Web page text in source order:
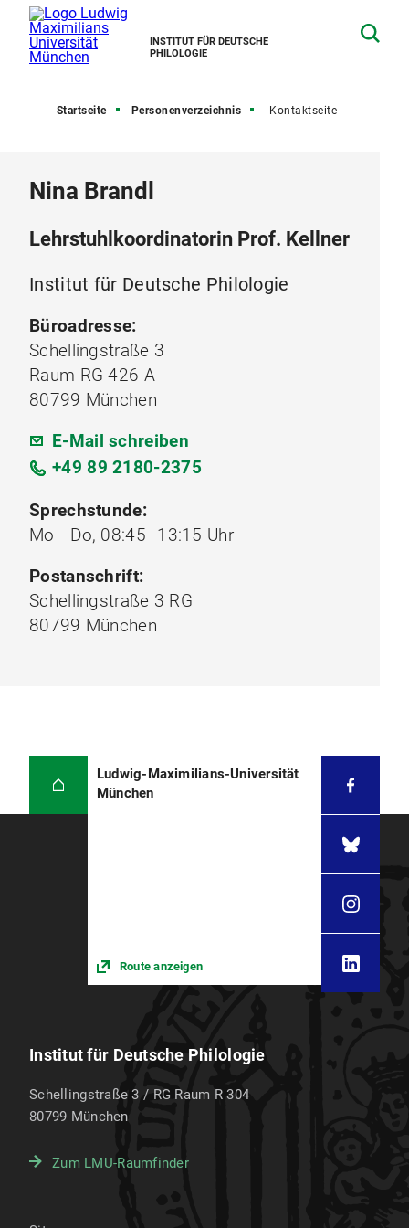
INSTITUT FÜR DEUTSCHE
PHILOLOGIE
Startseite Personenverzeichnis Kontaktseite
Nina Brandl
Lehrstuhlkoordinatorin Prof. Kellner
Institut für Deutsche Philologie
Büroadresse:
Schellingstraße 3
Raum RG 426 A
80799 München
E-Mail schreiben
+49 89 2180-2375
Sprechstunde:
Mo– Do, 08:45–13:15 Uhr
Postanschrift:
Schellingstraße 3 RG
80799 München
Ludwig-Maximilians-Universität
München
Route anzeigen
Institut für Deutsche Philologie
Schellingstraße 3 / RG Raum R 304
80799 München
Zum LMU-Raumfinder